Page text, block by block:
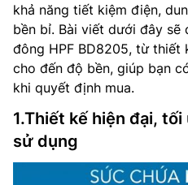
khả năng tiết kiệm điện,
bền bỉ. Bài viết dưới đây sẽ
đông HPF BD8205, từ thiết
cho đến độ bền, giúp bạn
khi quyết định mua.
1.Thiết kế hiện đại,
sử dụng